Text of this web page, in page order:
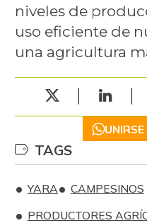
niveles de
uso eficiente de
una agricultura
TAGS
YARA
CAMPESINOS
PRODUCTORES